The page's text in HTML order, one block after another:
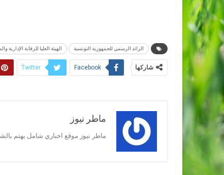
الرائد الرسمي للجمهورية التونسية الهيئة العليا للرقابة الإدارية
شاركها Facebook
Twitter
ماطر نيوز
ماطر نيوز موقع اخباري شامل يهتم